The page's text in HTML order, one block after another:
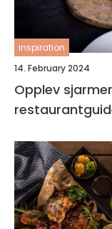
inspiration
14. February 2024
Opplev